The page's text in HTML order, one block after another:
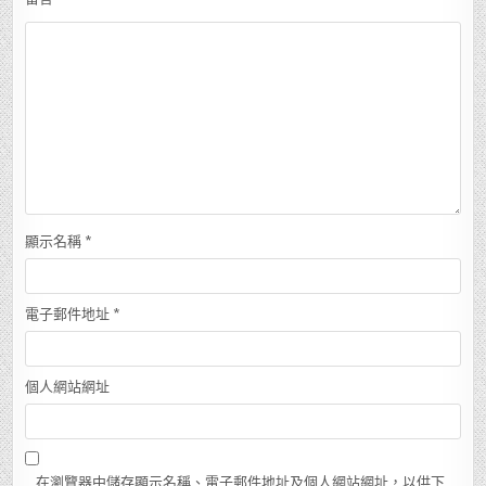
顯示名稱 *
電子郵件地址 *
個人網站網址
在瀏覽器中儲存顯示名稱、電子郵件地址及個人網站網址，以供下